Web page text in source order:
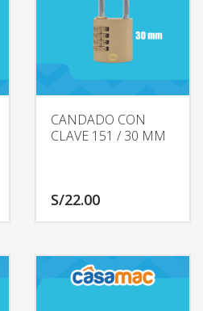
CANDADO CON
CLAVE 151 / 30 MM
S/22.00